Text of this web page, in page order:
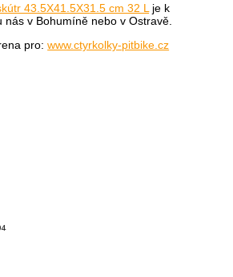
43.5X41.5X31.5 cm 32 L je k
v Bohumíně nebo v Ostravě.
pro:www.ctyrkolky-pitbike.cz